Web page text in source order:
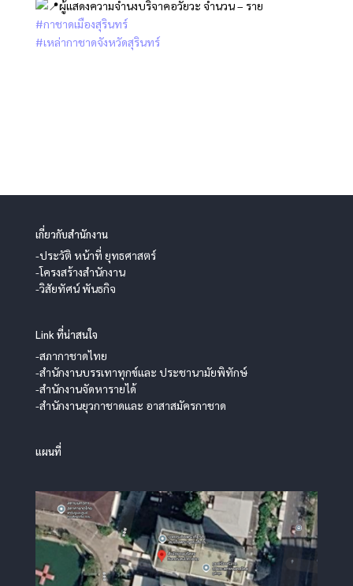
ผู้แสดงความจำนงบริจาคอวัยวะ จำนวน – ราย
#กาชาดเมืองสุรินทร์
#เหล่ากาชาดจังหวัดสุรินทร์
เกี่ยวกับสำนักงาน
-ประวัติ หน้าที่ ยุทธศาสตร์
-โครงสร้างสำนักงาน
-วิสัยทัศน์ พันธกิจ
Link ที่น่าสนใจ
-สภากาชาดไทย
-สำนักงานบรรเทาทุกข์และ ประชานามัยพิทักษ์
-สำนักงานจัดหารายได้
-สำนักงานยุวกาชาดและ อาสาสมัครกาชาด
แผนที่